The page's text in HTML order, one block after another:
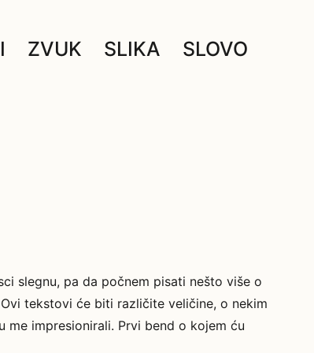
ZVUK SLIKA SLOVO
slegnu, pa da počnem pisati nešto više o
tekstovi će biti različite veličine, o nekim
me impresionirali. Prvi bend o kojem ću